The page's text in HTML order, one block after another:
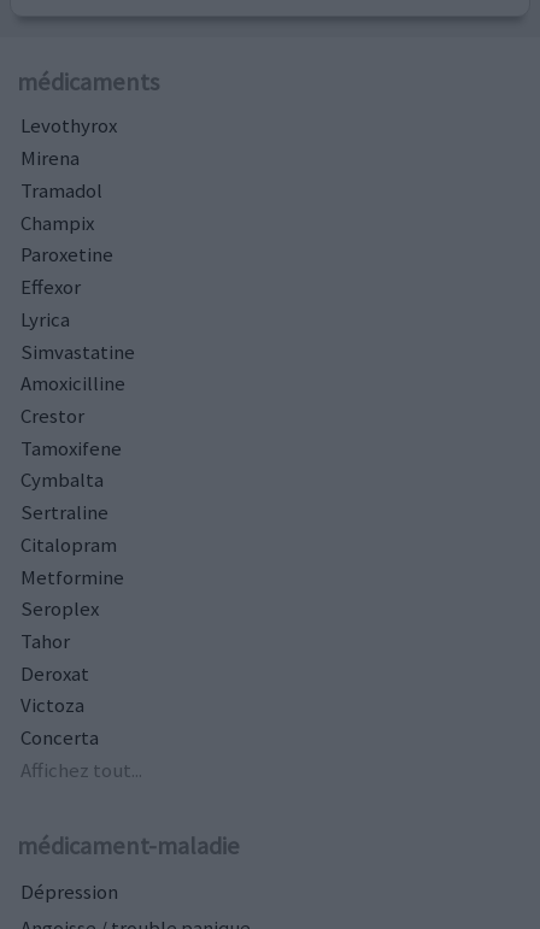
médicaments
Levothyrox
Mirena
Tramadol
Champix
Paroxetine
Effexor
Lyrica
Simvastatine
Amoxicilline
Crestor
Tamoxifene
Cymbalta
Sertraline
Citalopram
Metformine
Seroplex
Tahor
Deroxat
Victoza
Concerta
Affichez tout...
médicament-maladie
Dépression